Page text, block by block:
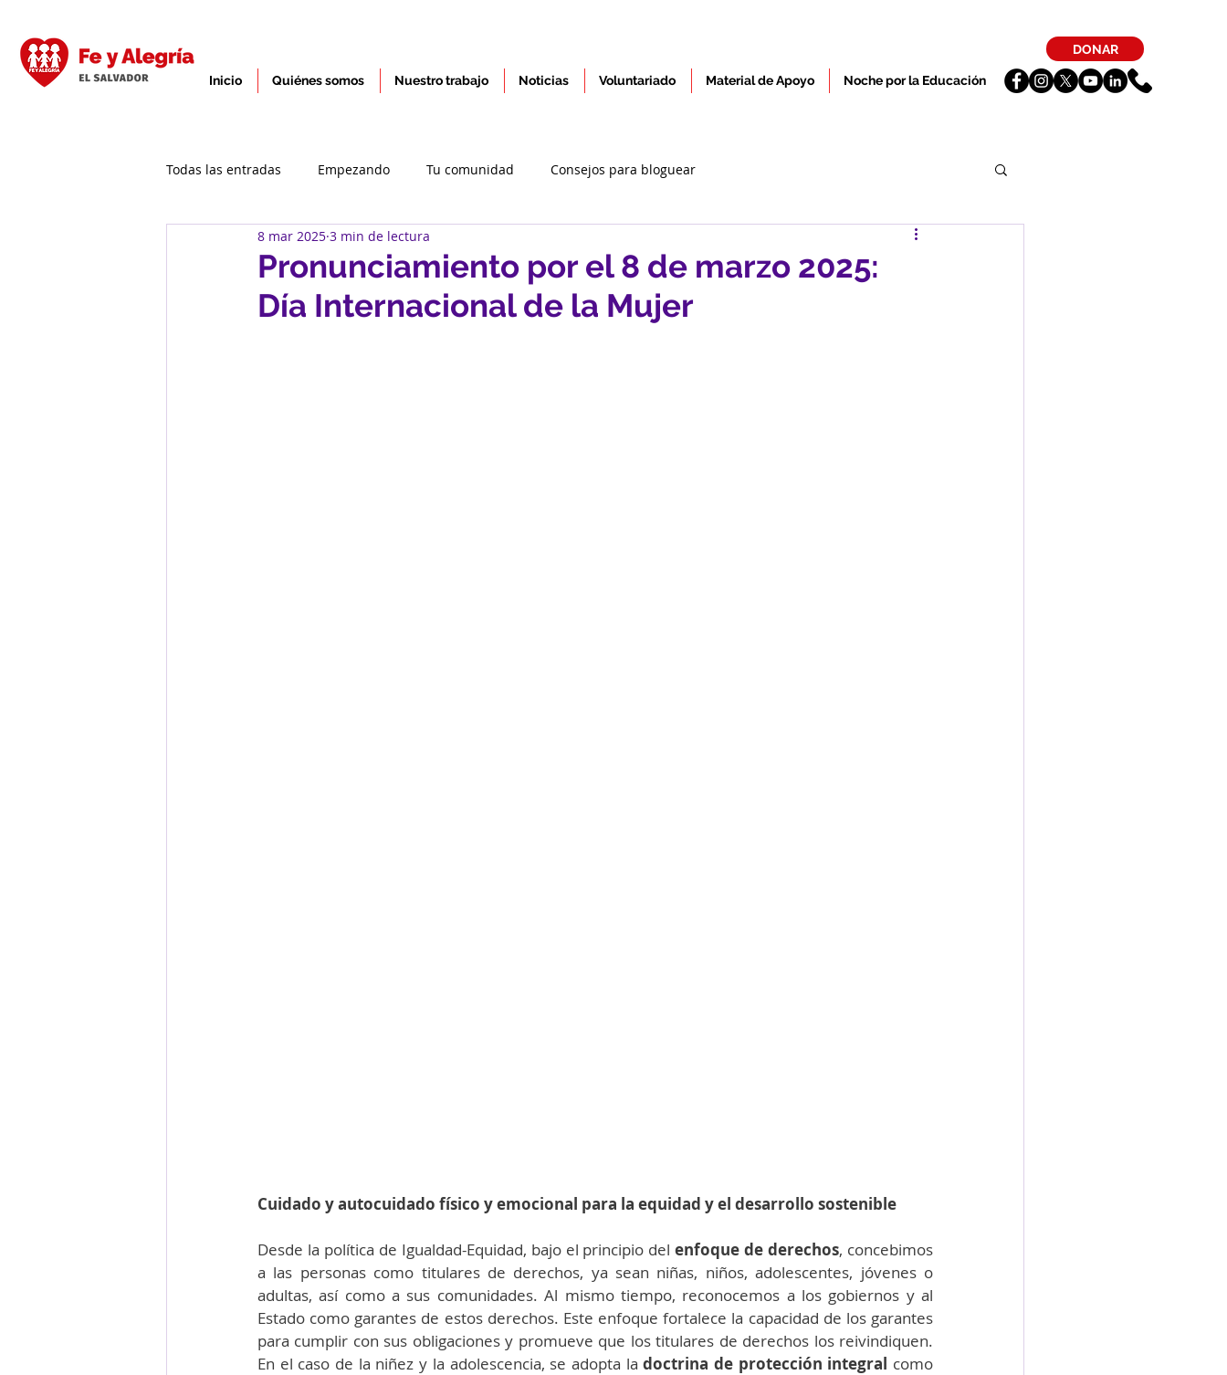
Inicio Quiénes somos Nuestro trabajo Noticias Voluntariado Material de Apoyo Noche por la Educación
DONAR
Todas las entradas Empezando Tu comunidad Consejos para bloguear
Pronunciamiento por el 8 de marzo 2025:
Día Internacional de la Mujer
8 mar 2025 3 min de lectura
Cuidado y autocuidado físico y emocional para la equidad y el desarrollo sostenible
Desde la política de Igualdad-Equidad, bajo el principio del enfoque de derechos, concebimos
a las personas como titulares de derechos, ya sean niñas, niños, adolescentes, jóvenes o
adultas, así como a sus comunidades. Al mismo tiempo, reconocemos a los gobiernos y al
Estado como garantes de estos derechos. Este enfoque fortalece la capacidad de los garantes
para cumplir con sus obligaciones y promueve que los titulares de derechos los reivindiquen.
En el caso de la niñez y la adolescencia, se adopta la doctrina de protección integral como